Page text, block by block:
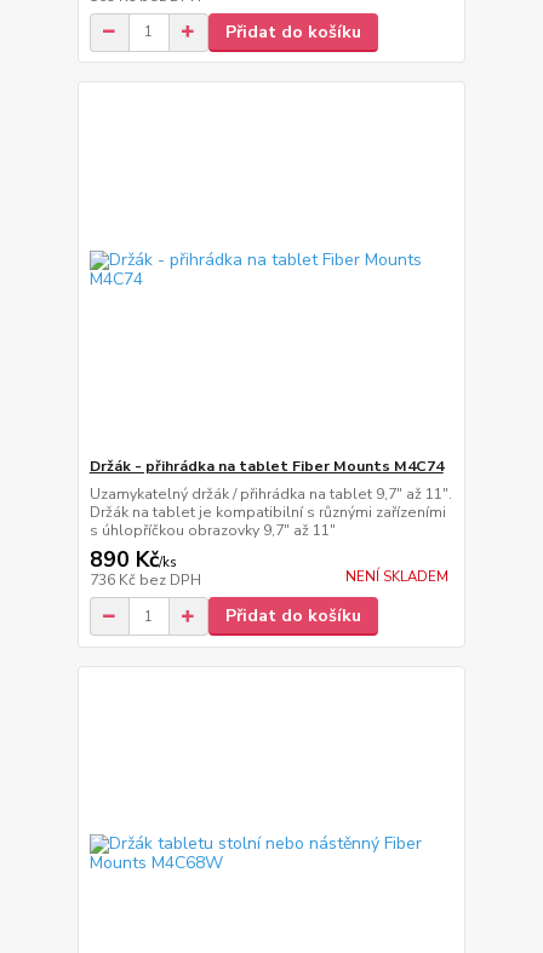
Přidat do košíku
Držák - přihrádka na tablet Fiber Mounts M4C74
Uzamykatelný držák / přihrádka na tablet 9,7" až 11".
Držák na tablet je kompatibilní s různými zařízeními
s úhlopříčkou obrazovky 9,7" až 11"
890 Kč/ks
736 Kč bez DPH NENÍ SKLADEM
Přidat do košíku